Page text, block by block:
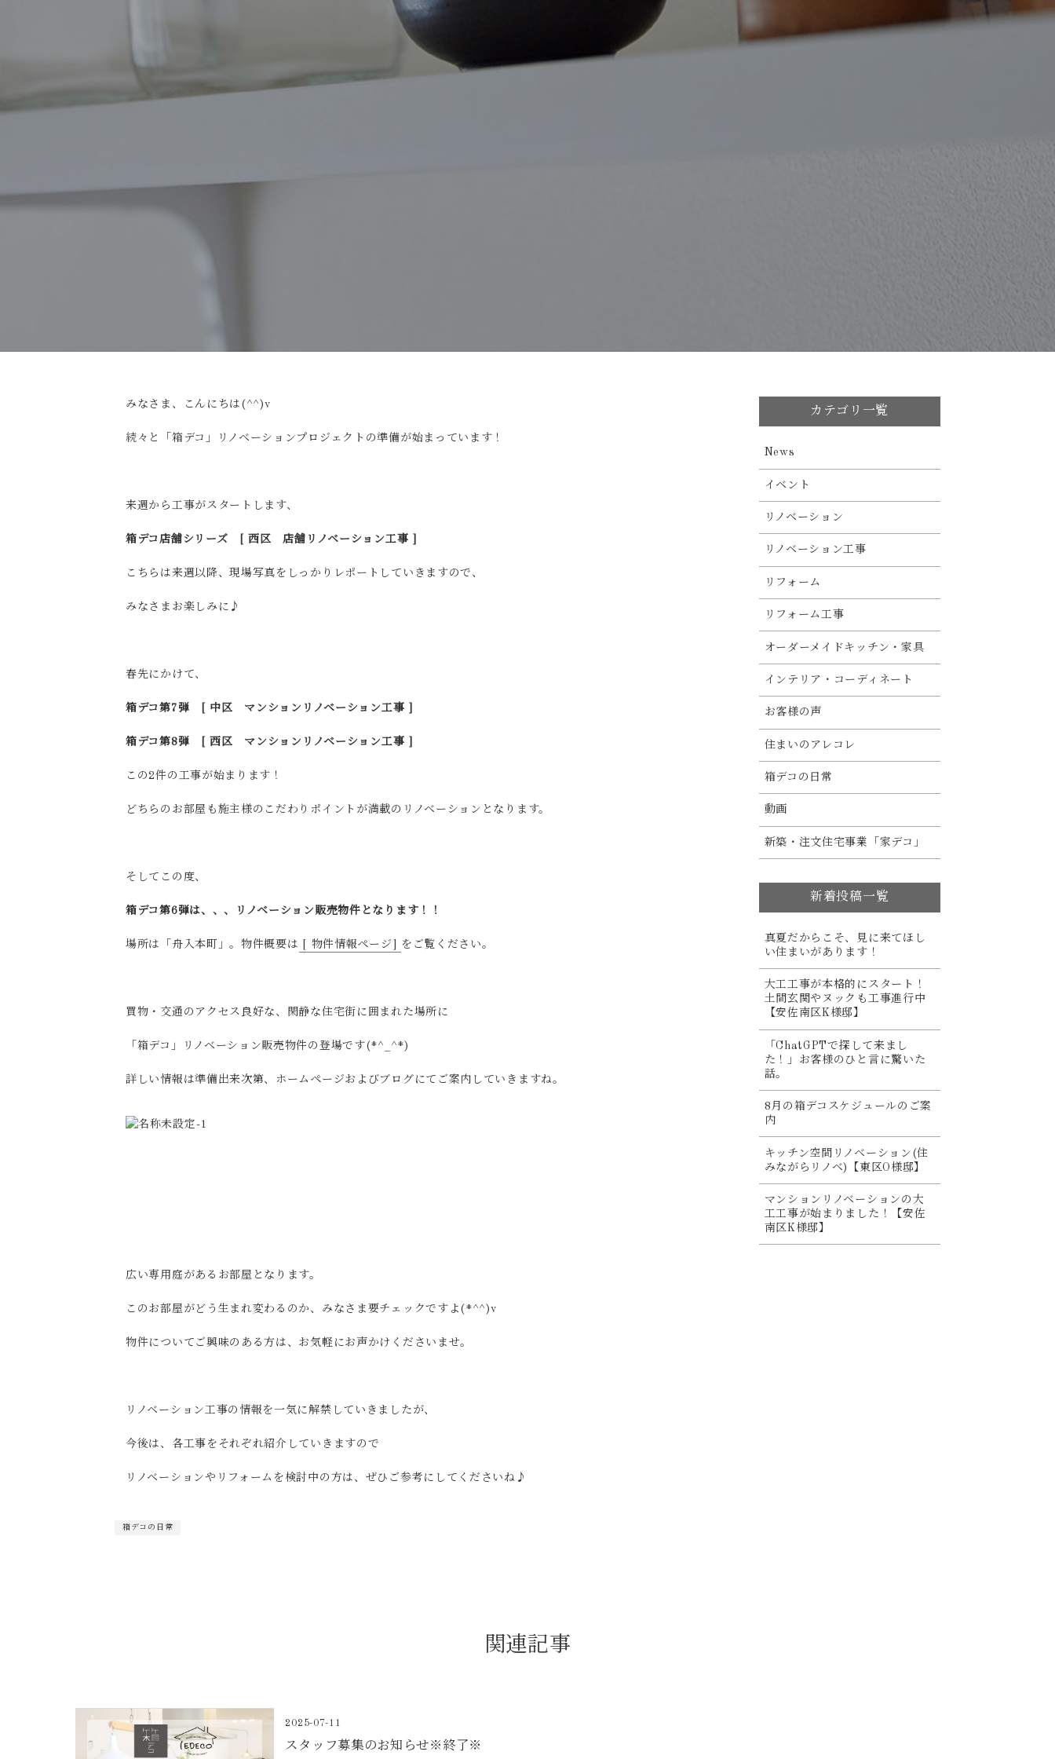
みなさま、こんにちは(^^)v
続々と「箱デコ」リノベーションプロジェクトの準備が始まっています！
来週から工事がスタートします、
箱デコ店舗シリーズ [ 西区 店舗リノベーション工事 ]
こちらは来週以降、現場写真をしっかりレポートしていきますので、
みなさまお楽しみに♪
春先にかけて、
箱デコ第7弾 [ 中区 マンションリノベーション工事 ]
箱デコ第8弾 [ 西区 マンションリノベーション工事 ]
この2件の工事が始まります！
どちらのお部屋も施主様のこだわりポイントが満載のリノベーションとなります。
そしてこの度、
箱デコ第6弾は、、、リノベーション販売物件となります！！
場所は「舟入本町」。物件概要は [ 物件情報ページ] をご覧ください。
買物・交通のアクセス良好な、閑静な住宅街に囲まれた場所に
「箱デコ」リノベーション販売物件の登場です(*^_^*)
詳しい情報は準備出来次第、ホームページおよびブログにてご案内していきますね。
広い専用庭があるお部屋となります。
このお部屋がどう生まれ変わるのか、みなさま要チェックですよ(*^^)v
物件についてご興味のある方は、お気軽にお声かけくださいませ。
リノベーション工事の情報を一気に解禁していきましたが、
今後は、各工事をそれぞれ紹介していきますので
リノベーションやリフォームを検討中の方は、ぜひご参考にしてくださいね♪
箱デコの日常
カテゴリ一覧
News
イベント
リノベーション
リノベーション工事
リフォーム
リフォーム工事
オーダーメイドキッチン・家具
インテリア・コーディネート
お客様の声
住まいのアレコレ
箱デコの日常
動画
新築・注文住宅事業「家デコ」
新着投稿一覧
真夏だからこそ、見に来てほし
い住まいがあります！
大工工事が本格的にスタート！
土間玄関やヌックも工事進行中
【安佐南区K様邸】
「ChatGPTで探して来まし
た！」お客様のひと言に驚いた
話。
8月の箱デコスケジュールのご案
内
キッチン空間リノベーション(住
みながらリノベ)【東区O様邸】
マンションリノベーションの大
工工事が始まりました！【安佐
南区K様邸】
関連記事
2025-07-11
スタッフ募集のお知らせ※終了※